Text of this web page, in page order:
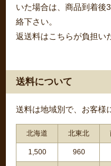
いた場合は、商品到着後
絡下さい。
返送料はこちらが負担い
送料について
送料は地域別で、お客様
北海道 北東北
1,500 960